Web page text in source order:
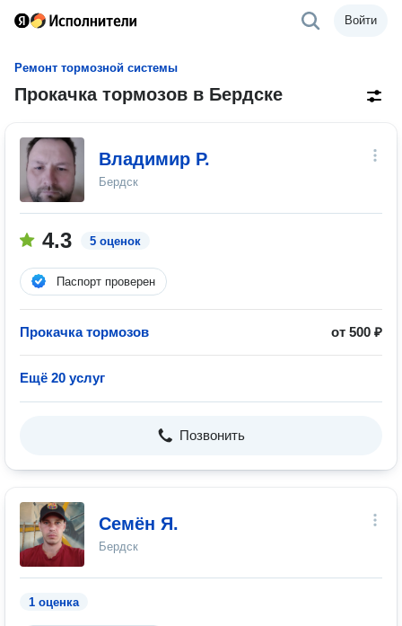
Войти
Ремонт тормозной системы
Прокачка тормозов в Бердске
Владимир Р.
Бердск
4.3 5 оценок
Паспорт проверен
Прокачка тормозов от 500 ₽
Ещё 20 услуг
Позвонить
Семён Я.
Бердск
1 оценка